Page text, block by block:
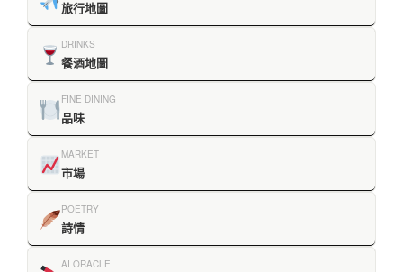
旅行地圖
DRINKS
餐酒地圖
FINE DINING
品味
MARKET
市場
POETRY
詩情
AI ORACLE